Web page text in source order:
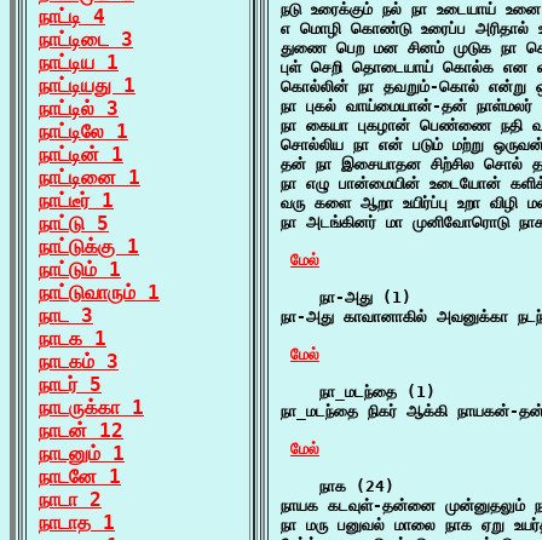
நாட்டி 4
நாட்டிடை 3
நாட்டிய 1
நாட்டியது 1
நாட்டில் 3
நாட்டிலே 1
நாட்டின் 1
நாட்டினை 1
நாட்டீர் 1
நாட்டு 5
நாட்டுக்கு 1
நாட்டும் 1
நாட்டுவாரும் 1
நாட 3
நாடக 1
நாடகம் 3
நாடர் 5
நாடருக்கா 1
நாடன் 12
நாடனும் 1
நாடனே 1
நாடா 2
நாடாத 1
நடு உரைக்கும் நல் நா உடையாய்
எ மொழி கொண்டு உரைப்ப அரிதால்
துணை பெற மன சினம் முடுக நா
புள் செறி தொடையாய் கொல்க என
கொல்லின் நா தவறும்-கொல் என்று
நா புகல் வாய்மையான்-தன்
நா கையா புகழான் பெண்ணை நதி
சொல்லிய நா என் படும் மற்று
தன் நா இசையாதன சிற்சில சொல்
நா எழு பான்மையின் உடையோன்
வரு களை ஆறா உயிர்ப்பு உறா விழி
நா அடங்கினர் மா முனிவோரொடு
மேல்
    நா-அது (1)
நா-அது காவானாகில் அவனுக்கா
மேல்
    நா_மடந்தை (1)
நா_மடந்தை நிகர் ஆக்கி நாயகன்-
மேல்
    நாக (24)
நாயக கடவுள்-தன்னை முன்னுதலும்
நா மரு பனுவல் மாலை நாக ஏறு